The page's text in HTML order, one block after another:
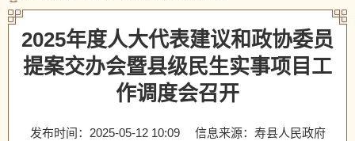
2025年度人大代表建议和政协委员
提案交办会暨县级民生实事项目工
作调度会召开
发布时间：2025-05-12 10:09
信息来源：寿县人民政府